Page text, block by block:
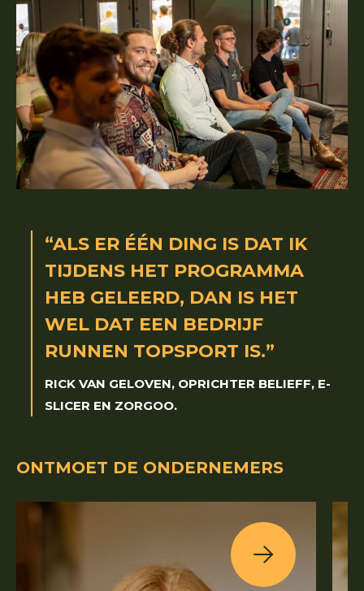
“ALS ER ÉÉN DING IS DAT IK
TIJDENS HET PROGRAMMA
HEB GELEERD, DAN IS HET
WEL DAT EEN BEDRIJF
RUNNEN TOPSPORT IS.”
RICK VAN GELOVEN, OPRICHTER BELIEFF, E-
SLICER EN ZORGOO.
ONTMOET DE ONDERNEMERS